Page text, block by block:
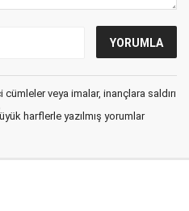
veya imalar, inançlara saldırı
harflerle yazılmış yorumlar